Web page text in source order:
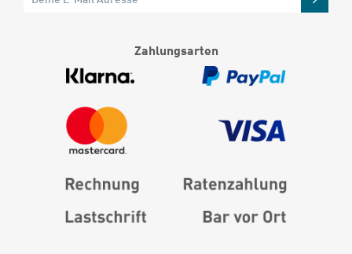
Zahlungsarten